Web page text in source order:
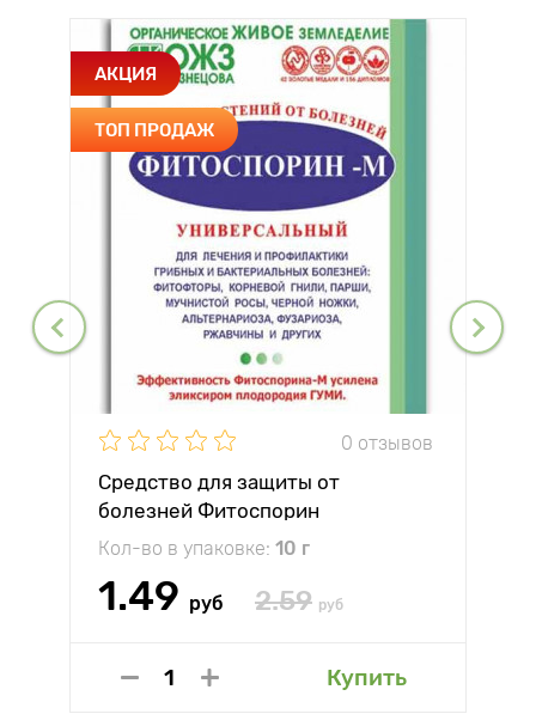
АКЦИЯ
ТОП ПРОДАЖ
0 отзывов
Средство для защиты от
болезней Фитоспорин
Кол-во в упаковке: 10 г
1.49 руб 2.59 руб
Купить